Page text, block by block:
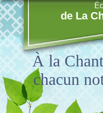
de La
À la
chacun